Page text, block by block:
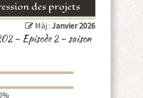
des projets
Màj : Janvier 2026
– Episode 2 – saison